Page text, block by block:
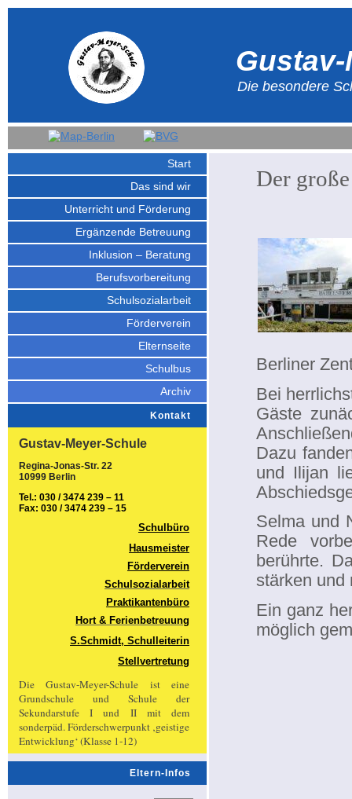
Start
Das sind wir
Unterricht und Förderung
Ergänzende Betreuung
Inklusion – Beratung
Berufsvorbereitung
Schulsozialarbeit
Förderverein
Elternseite
Schulbus
Archiv
Kontakt
Gustav-Meyer-Schule
Regina-Jonas-Str. 22
10999 Berlin
Tel.: 030 / 3474 239 – 11
Fax: 030 / 3474 239 – 15
Schulbüro
Hausmeister
Förderverein
Schulsozialarbeit
Praktikantenbüro
Hort & Ferienbetreuung
S.Schmidt, Schulleiterin
Stellvertretung
Die Gustav-Meyer-Schule ist eine
Grundschule und Schule der
Sekundarstufe I und II mit dem
sonderpäd. Förderschwerpunkt ‚geistige
Entwicklung‘ (Klasse 1-12)
Eltern-Infos
Die besondere
Der
Berliner
Bei
Gäste
Dazu
und Ilijan
Selma und
Rede
berührte.
stärken und
Ein ganz
möglich